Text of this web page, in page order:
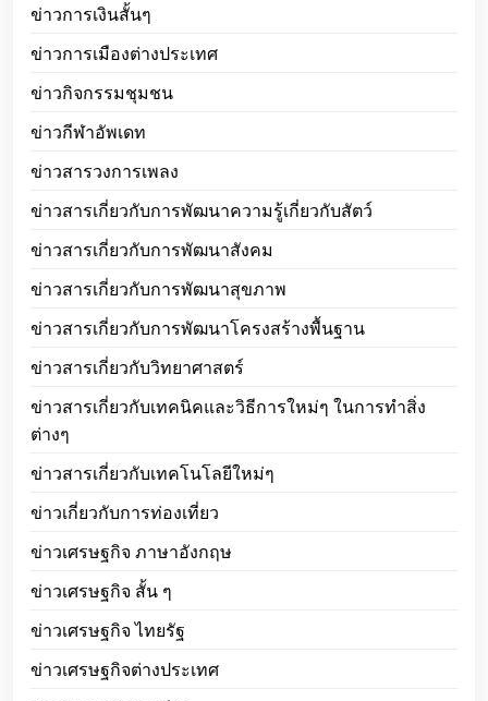
ข่าวการเงินสั้นๆ
ข่าวการเมืองต่างประเทศ
ข่าวกิจกรรมชุมชน
ข่าวกีฬาอัพเดท
ข่าวสารวงการเพลง
ข่าวสารเกี่ยวกับการพัฒนาความรู้เกี่ยวกับสัตว์
ข่าวสารเกี่ยวกับการพัฒนาสังคม
ข่าวสารเกี่ยวกับการพัฒนาสุขภาพ
ข่าวสารเกี่ยวกับการพัฒนาโครงสร้างพื้นฐาน
ข่าวสารเกี่ยวกับวิทยาศาสตร์
ข่าวสารเกี่ยวกับเทคนิคและวิธีการใหม่ๆ ในการทำสิ่ง
ต่างๆ
ข่าวสารเกี่ยวกับเทคโนโลยีใหม่ๆ
ข่าวเกี่ยวกับการท่องเที่ยว
ข่าวเศรษฐกิจ ภาษาอังกฤษ
ข่าวเศรษฐกิจ สั้น ๆ
ข่าวเศรษฐกิจ ไทยรัฐ
ข่าวเศรษฐกิจต่างประเทศ